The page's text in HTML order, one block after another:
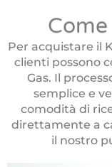
Per acquistare il
clienti possono
Gas. Il
semplice e
comodità di
direttamente a
il nostro